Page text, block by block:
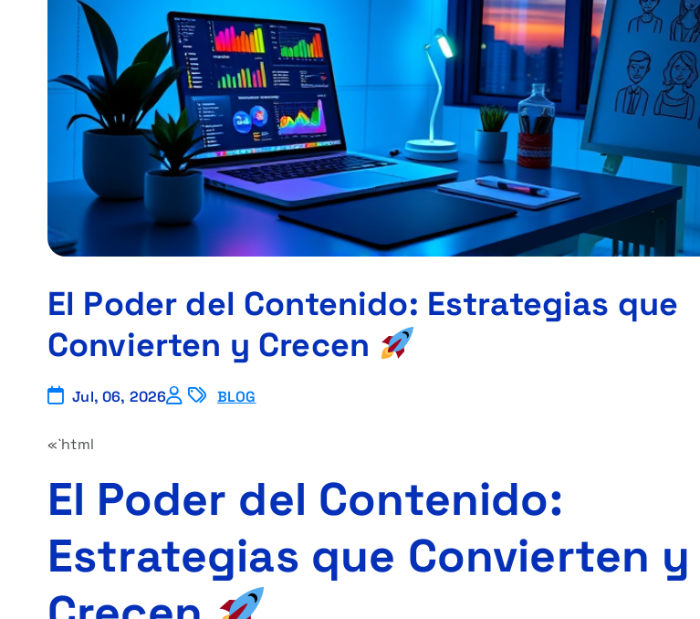
El Poder del Contenido: Estrategias que
Convierten y Crecen
Jul, 06, 2026 BLOG
«`html
El Poder del Contenido:
Estrategias que Convierten y